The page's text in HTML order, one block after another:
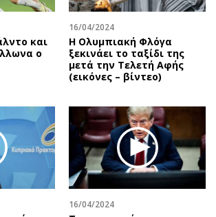
Προσωπικότητες στην ''Κ''
Επιστολές
και
ο
16/04/2024
Η Ολυμπιακή Φλόγα
ξεκινάει το ταξίδι της
μετά την Τελετή Αφής
(εικόνες – βίντεο)
16/04/2024